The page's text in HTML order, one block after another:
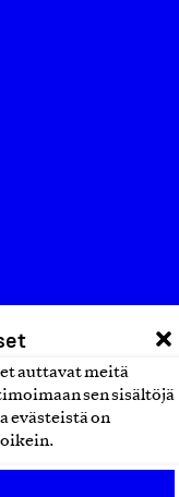
auttavat meitä
sen sisältöjä
evästeistä on